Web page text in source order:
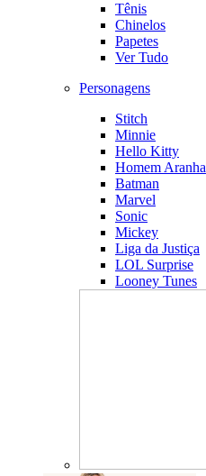
Tênis
Chinelos
Papetes
Ver Tudo
Personagens
Stitch
Minnie
Hello Kitty
Homem Aranha
Batman
Marvel
Sonic
Mickey
Liga da Justiça
LOL Surprise
Looney Tunes